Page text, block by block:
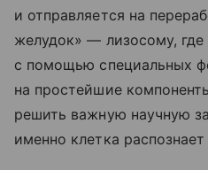
и отправляется на
желудок» — лизосому, где
с помощью специальных
на простейшие
решить важную научную
именно клетка